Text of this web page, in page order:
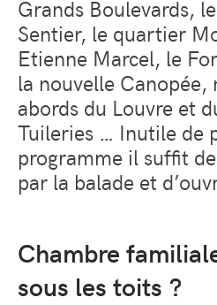
Grands Boulevards,
Sentier, le quartier
Etienne Marcel, le
la nouvelle Canopée,
abords du Louvre et
Tuileries … Inutile de
programme il suffit
par la balade et
Chambre
sous les toits ?